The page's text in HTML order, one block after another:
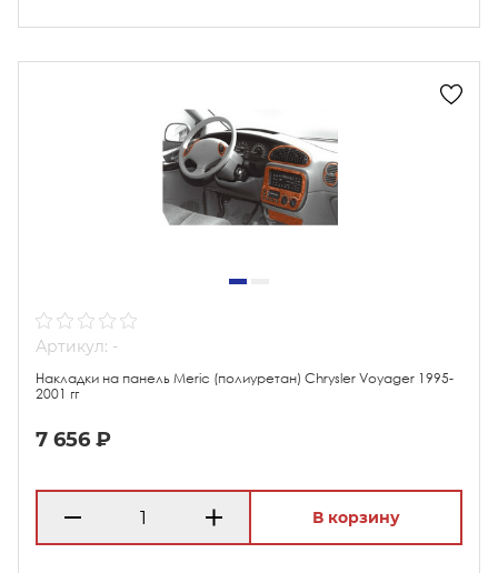
Артикул: -
Накладки на панель Meric (полиуретан) Chrysler Voyager 1995-
2001 гг
7 656 ₽
В корзину